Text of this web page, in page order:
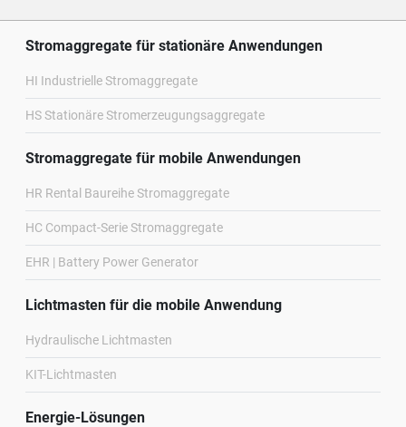
Stromaggregate für stationäre Anwendungen
HI Industrielle Stromaggregate
HS Stationäre Stromerzeugungsaggregate
Stromaggregate für mobile Anwendungen
HR Rental Baureihe Stromaggregate
HC Compact-Serie Stromaggregate
EHR | Battery Power Generator
Lichtmasten für die mobile Anwendung
Hydraulische Lichtmasten
KIT-Lichtmasten
Energie-Lösungen